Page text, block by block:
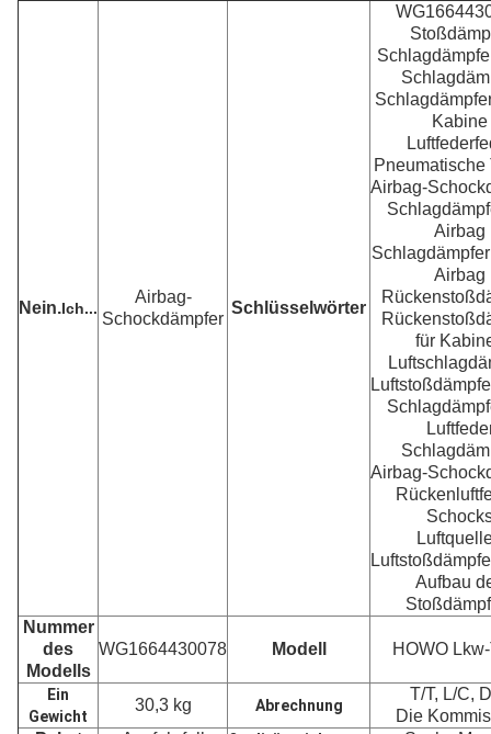
Nein.Ich...
Airbag-
Schockdämpfer
Schlüsselwörter
Kabine
Pneumatische
Airbag-
Airbag
Airbag
für
Airbag-
Aufbau
Nummer
des
Modells
WG1664430078 Modell HOWO
Ein
Gewicht
30,3 kg Abrechnung
T/T, L/C,
Die